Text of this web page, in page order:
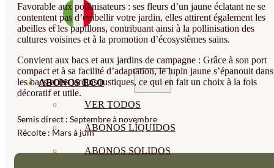
ABONOS ECO
VER TODOS
ABONOS LÍQUIDOS
ABONOS SOLIDOS
Favorable aux pollinisateurs : ses fleurs d’un jaune éclatant ne se
contentent pas d’embellir votre jardin, elles attirent également les
abeilles et les papillons, contribuant ainsi à la pollinisation des
cultures voisines et à la promotion d’écosystèmes sains.
Convient aux bacs et aux jardins de campagne : Grâce à son port
compact et à sa facilité d’adaptation, le lupin jaune s’épanouit dans
les bacs et les jardins rustiques, ce qui en fait un choix à la fois
décoratif et utile.
Semis direct : Septembre à novembre
Récolte : Mars à juin